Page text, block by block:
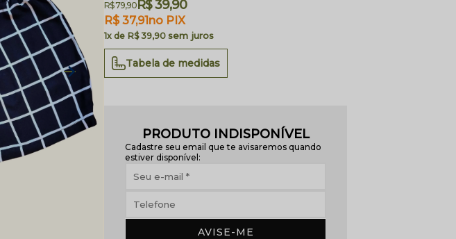
R$ 37,91no PIX
R$ 79,90R$ 39,90
1x R$ 39,90sem juros
Tabela de medidas
PRODUTO INDISPONÍVEL
Cadastre seu email que te avisaremos quando
estiver disponível:
AVISE-ME